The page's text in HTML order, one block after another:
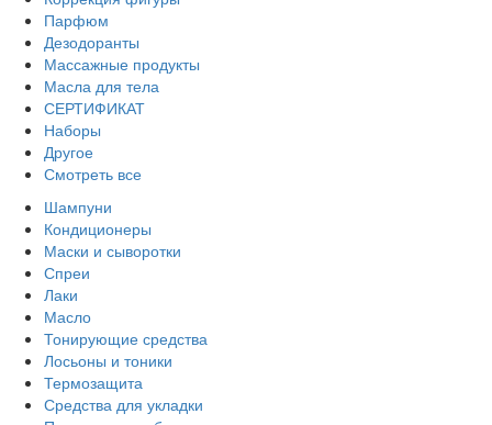
Парфюм
Дезодоранты
Массажные продукты
Масла для тела
СЕРТИФИКАТ
Наборы
Другое
Смотреть все
Шампуни
Кондиционеры
Маски и сыворотки
Спреи
Лаки
Масло
Тонирующие средства
Лосьоны и тоники
Термозащита
Средства для укладки